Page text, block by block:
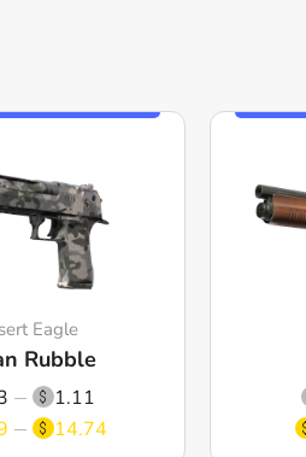
Eagle
Rubble
1.11
14.74